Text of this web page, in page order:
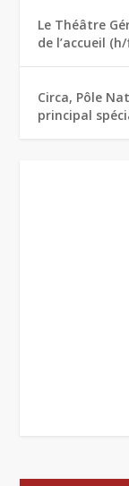
Le Théâtre
de l’accueil
Circa, Pôle
principal